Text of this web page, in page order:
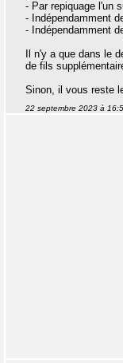
- Par repiquage l'un
- Indépendamment
- Indépendamment
Il n'y a que dans le
de fils
Sinon, il vous reste
22 septembre 2023 à